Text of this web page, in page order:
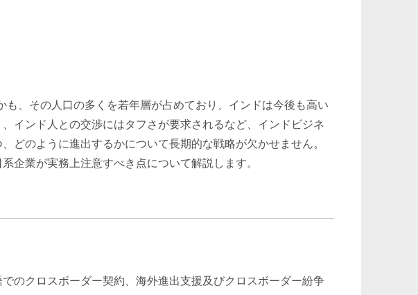
、その人口の多くを若年層が占めており、インドは今後も高い
インド人との交渉にはタフさが要求されるなど、インドビジネ
どのように進出するかについて長期的な戦略が欠かせません。
企業が実務上注意すべき点について解説します。
のクロスボーダー契約、海外進出支援及びクロスボーダー紛争